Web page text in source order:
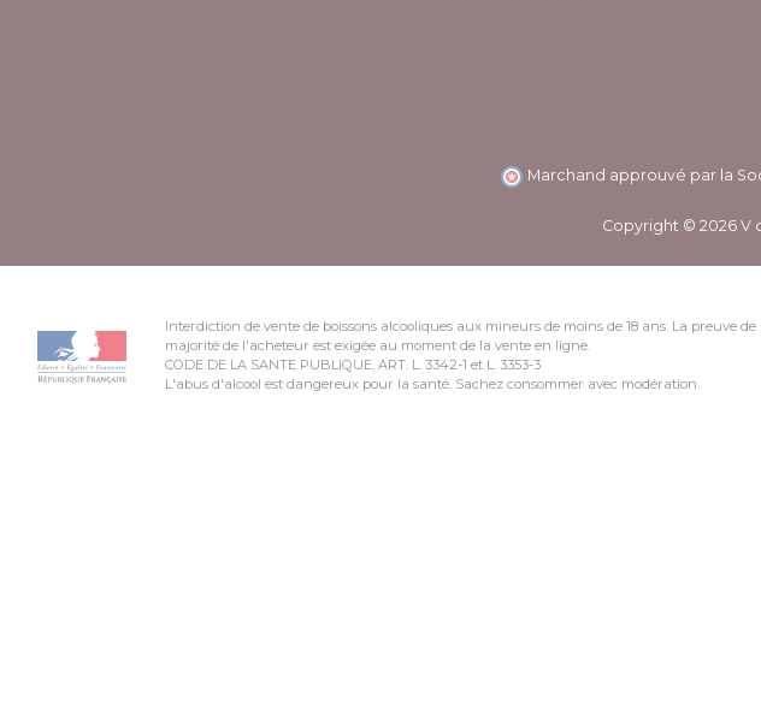
Marchand approuvé par la
Copyright © 2026 V
Interdiction de vente de boissons alcooliques aux mineurs de moins de 18 ans. La preuve de
majorité de l'acheteur est exigée au moment de la vente en ligne.
CODE DE LA SANTE PUBLIQUE, ART. L. 3342-1 et L. 3353-3
L'abus d'alcool est dangereux pour la santé. Sachez consommer avec modération.